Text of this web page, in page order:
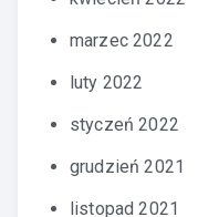
marzec 2022
luty 2022
styczeń 2022
grudzień 2021
listopad 2021